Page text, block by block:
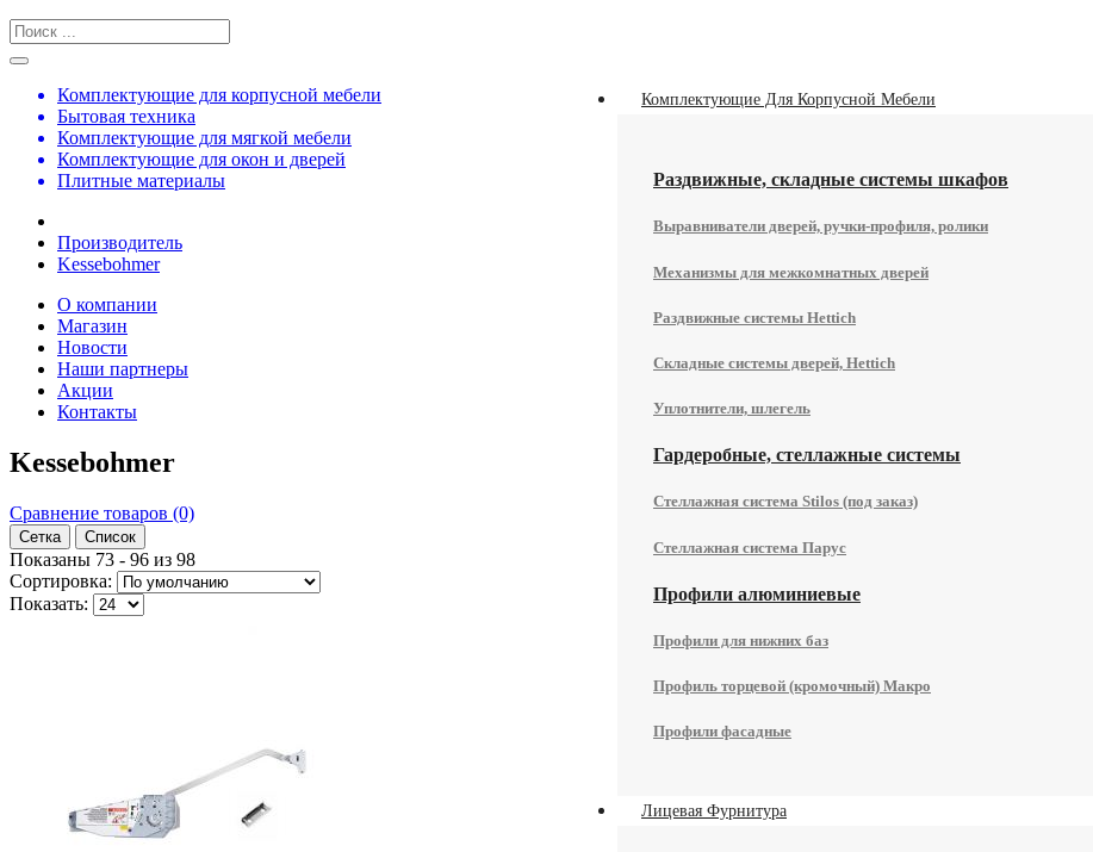
Комплектующие Для Корпусной Мебели
Раздвижные, складные системы шкафов
Выравниватели дверей, ручки-профиля, ролики
Механизмы для межкомнатных дверей
Раздвижные системы Hettich
Складные системы дверей, Hettich
Уплотнители, шлегель
Гардеробные, стеллажные системы
Стеллажная система Stilos (под заказ)
Стеллажная система Парус
Профили алюминиевые
Профили для нижних баз
Профиль торцевой (кромочный) Макро
Профили фасадные
Лицевая Фурнитура
Комплектующие для корпусной мебели
Бытовая техника
Комплектующие для мягкой мебели
Комплектующие для окон и дверей
Плитные материалы
Производитель
Kessebohmer
О компании
Магазин
Новости
Наши партнеры
Акции
Контакты
Kessebohmer
Сравнение товаров (0)
Сетка Список
Показаны 73 - 96 из 98
Сортировка:
Показать: